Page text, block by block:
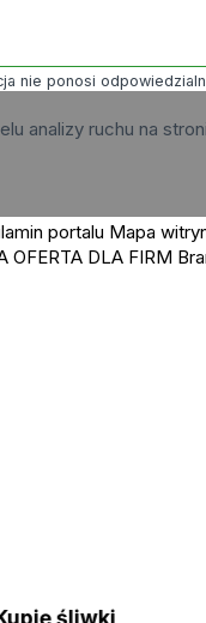
nie ponosi
Kupię śliwki
analizy ruchu na
portalu Mapa
OFERTA DLA FIRM